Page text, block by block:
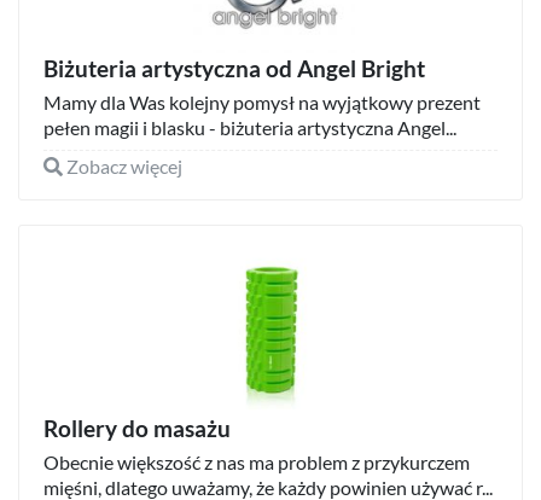
Biżuteria artystyczna od Angel Bright
Mamy dla Was kolejny pomysł na wyjątkowy prezent
pełen magii i blasku - biżuteria artystyczna Angel...
Zobacz więcej
Rollery do masażu
Obecnie większość z nas ma problem z przykurczem
mięśni, dlatego uważamy, że każdy powinien używać r...